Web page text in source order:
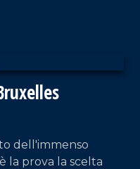
dell'immenso
la prova la scelta